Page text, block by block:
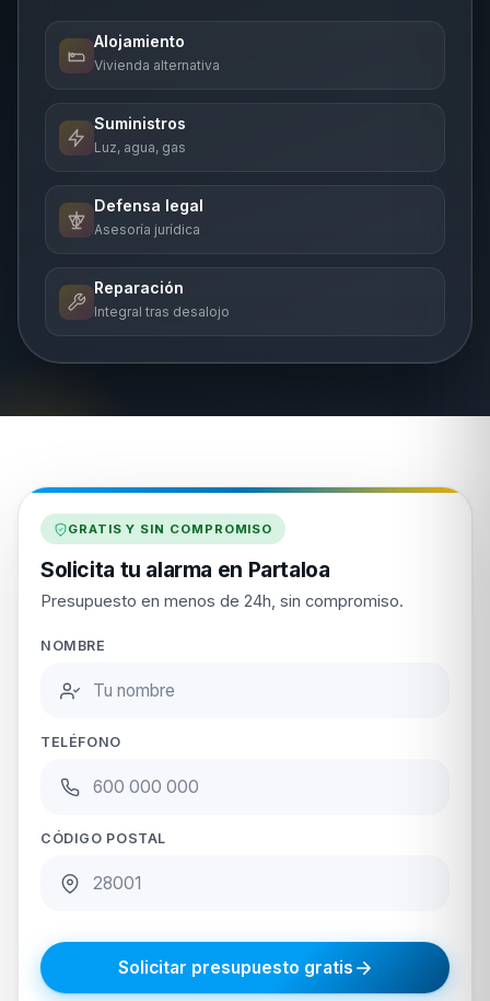
Alojamiento
Vivienda alternativa
Suministros
Luz, agua, gas
Defensa legal
Asesoría jurídica
Reparación
Integral tras desalojo
GRATIS Y SIN COMPROMISO
Solicita tu alarma en Partaloa
Presupuesto en menos de 24h, sin compromiso.
NOMBRE
TELÉFONO
CÓDIGO POSTAL
Solicitar presupuesto gratis